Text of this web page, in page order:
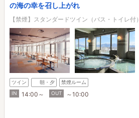
の海の幸を召し上がれ
【禁煙】スタンダードツイン（バス・トイレ付）
ツイン 朝・夕
禁煙ルーム
IN
14:00～ OUT ～10:00